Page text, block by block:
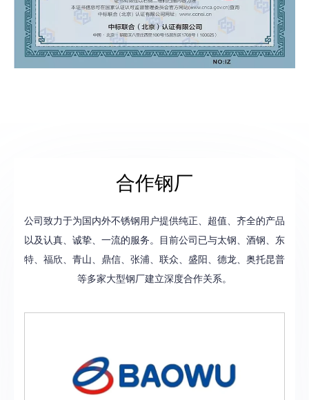
合作钢厂
公司致力于为国内外不锈钢用户提供纯正、超值、齐全的产品
以及认真、诚挚、一流的服务。目前公司已与太钢、酒钢、东
特、福欣、青山、鼎信、张浦、联众、盛阳、德龙、奥托昆普
等多家大型钢厂建立深度合作关系。